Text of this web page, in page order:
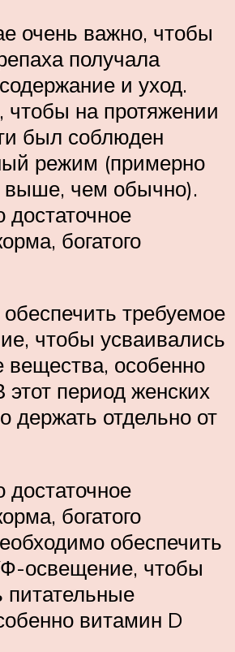
очень важно, чтобы
получала
и уход.
чтобы на протяжении
был соблюден
режим (примерно
выше, чем обычно).
достаточное
богатого
требуемое
чтобы усваивались
вещества, особенно
период женских
держать отдельно от
достаточное
богатого
обеспечить
освещение, чтобы
питательные
витамин D